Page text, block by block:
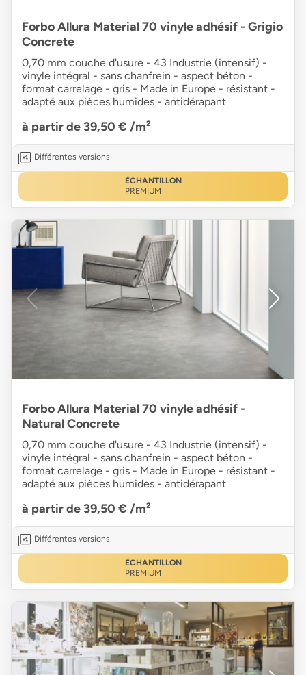
Forbo Allura Material 70 vinyle adhésif - Grigio
Concrete
0,70 mm couche d'usure - 43 Industrie (intensif) -
vinyle intégral - sans chanfrein - aspect béton -
format carrelage - gris - Made in Europe - résistant -
adapté aux pièces humides - antidérapant
à partir de 39,50 € /m²
Différentes versions
ÉCHANTILLON
PREMIUM
Forbo Allura Material 70 vinyle adhésif -
Natural Concrete
0,70 mm couche d'usure - 43 Industrie (intensif) -
vinyle intégral - sans chanfrein - aspect béton -
format carrelage - gris - Made in Europe - résistant -
adapté aux pièces humides - antidérapant
à partir de 39,50 € /m²
Différentes versions
ÉCHANTILLON
PREMIUM